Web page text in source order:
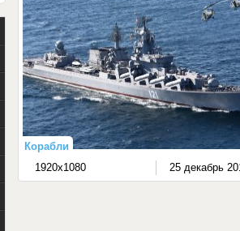
Корабли
1920x1080
25 декабрь